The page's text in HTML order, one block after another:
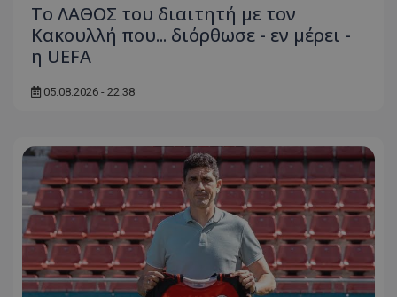
Το ΛΑΘΟΣ του διαιτητή με τον
Κακουλλή που... διόρθωσε - εν μέρει -
η UEFA
05.08.2026 - 22:38